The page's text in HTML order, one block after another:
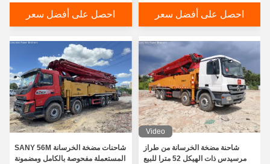
احصل على أفضل سعر احصل على أفضل سعر
شاحنات مضخة الخرسانة SANY 56M
المستعملة مفحوصة بالكامل ومضمونة
Video
شاحنة مضخة الخرسانة من طراز
مرسيدس ذات الهيكل 52 مترا للبيع